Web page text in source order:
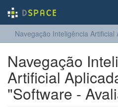
Navegação Inteligência Artificial
Navegação
Artificial
"Software -